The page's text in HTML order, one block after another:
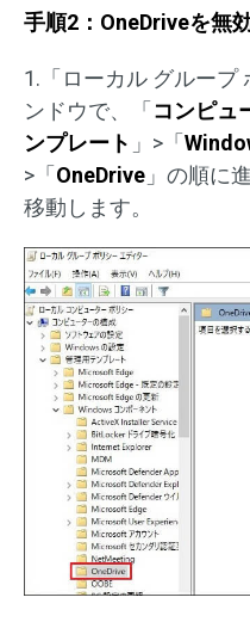
手順2：OneDriveを無
1.「ローカル グループ
ンドウで、「 コンピュ
ンプレート 」>「
>「 OneDrive 」の順に
移動します。